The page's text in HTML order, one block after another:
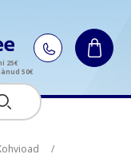
25€
50€
/